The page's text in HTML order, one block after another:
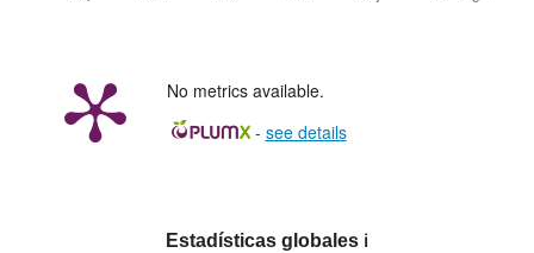
No metrics available.
- see details
Estadísticas globales ℹ️